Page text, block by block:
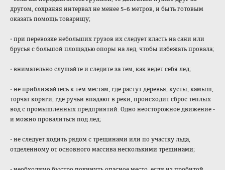
другом, сохраняя интервал не менее 5–6 метров, и быть готовым
оказать помощь товарищу;
• при перевозке небольших грузов их следует класть на сани или
брусья с большой площадью опоры на лед, чтобы избежать провала;
• внимательно слушайте и следите за тем, как ведет себя лед;
• не приближайтесь к тем местам, где растут деревья, кусты, камыш,
торчат коряги, где ручьи впадают в реки, происходит сброс теплых
вод с промышленных предприятий. Одно неосторожное движение -
и можно провалиться под лед;
• не следует ходить рядом с трещинами или по участку льда,
отделенному от основного массива несколькими трещинами;